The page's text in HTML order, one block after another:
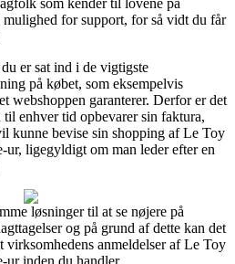
for support, for så vidt du får
er sat ind i de vigtigste
på købet, som eksempelvis
webshoppen garanterer. Derfor er det
til enhver tid opbevarer sin faktura,
kunne bevise sin shopping af Le Toy
ligegyldigt om man leder efter en
løsninger til at se nøjere på
og på grund af dette kan det
virksomhedens anmeldelser af Le Toy
inden du handler.